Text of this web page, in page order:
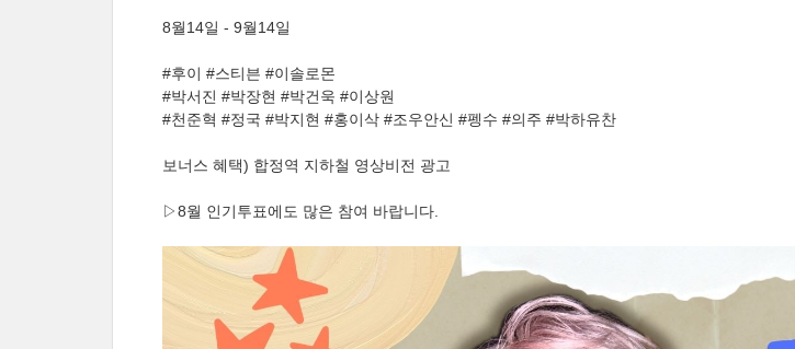
8월14일 - 9월14일
#후이 #스티븐 #이솔로몬
#박서진 #박장현 #박건욱 #이상원
#천준혁 #정국 #박지현 #홍이삭 #조우안신 #펭수 #의주 #박하유찬
보너스 혜택) 합정역 지하철 영상비전 광고
▷8월 인기투표에도 많은 참여 바랍니다.